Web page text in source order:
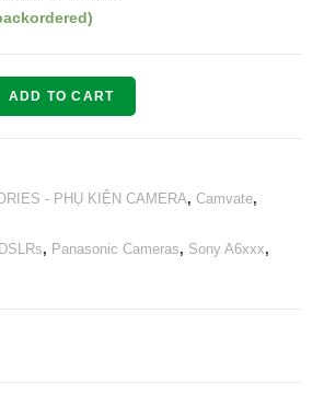
ADD TO CART
- PHỤ KIỆN CAMERA, Camvate,
DSLRs, Panasonic Cameras, Sony A6xxx,